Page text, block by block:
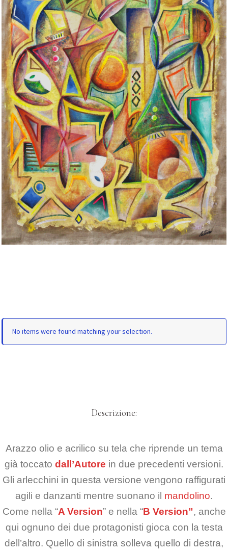
No items were found matching your selection.
Descrizione:
Arazzo olio e acrilico su tela che riprende un tema
già toccato dall’Autore in due precedenti versioni.
Gli arlecchini in questa versione vengono raffigurati
agili e danzanti mentre suonano il mandolino.
Come nella “A Version” e nella “B Version”, anche
qui ognuno dei due protagonisti gioca con la testa
dell’altro. Quello di sinistra solleva quello di destra,